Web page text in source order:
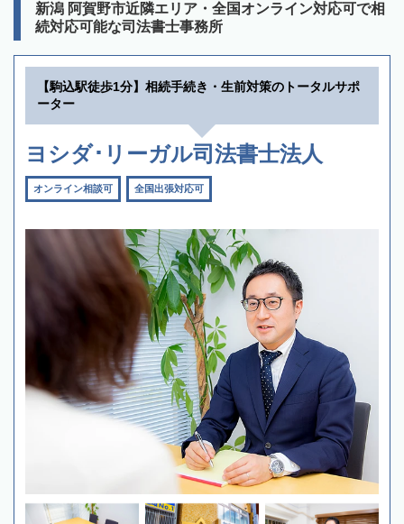
新潟 阿賀野市近隣エリア・全国オンライン対応可で相
続対応可能な司法書士事務所
【駒込駅徒歩1分】相続手続き・生前対策のトータルサポ
ーター
ヨシダ･リーガル司法書士法人
オンライン相談可 全国出張対応可